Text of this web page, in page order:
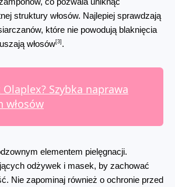
struktury włosów. Najlepiej sprawdzają
które nie powodują blaknięcia
włosów[3] .
Olaplex? Szybka naprawa
włosów
elementem pielęgnacji.
odżywek i masek, by zachować
Nie zapominaj również o ochronie przed